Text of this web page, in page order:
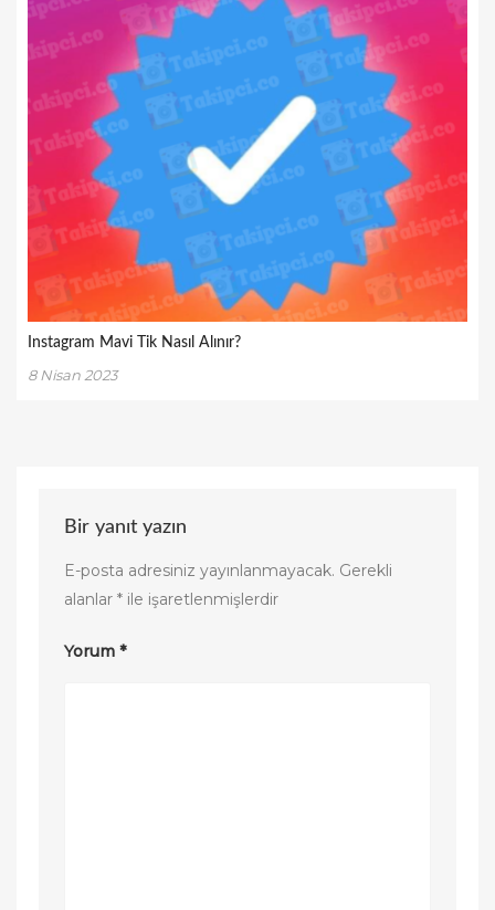
Instagram Mavi Tik Nasıl Alınır?
8 Nisan 2023
Bir yanıt yazın
E-posta adresiniz yayınlanmayacak. Gerekli
alanlar *ile işaretlenmişlerdir
Yorum *